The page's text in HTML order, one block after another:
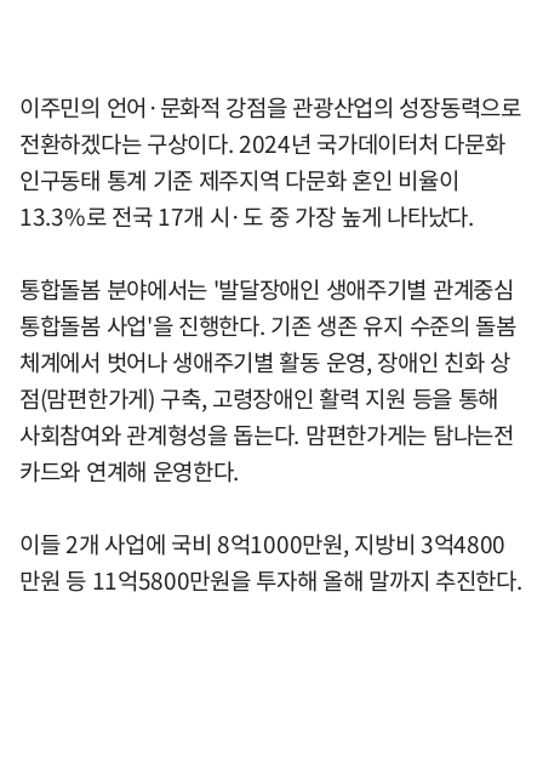
이주민의 언어·문화적 강점을 관광산업의 성장동력으로
전환하겠다는 구상이다. 2024년 국가데이터처 다문화
인구동태 통계 기준 제주지역 다문화 혼인 비율이
13.3%로 전국 17개 시·도 중 가장 높게 나타났다.
통합돌봄 분야에서는 '발달장애인 생애주기별 관계중심
통합돌봄 사업'을 진행한다. 기존 생존 유지 수준의 돌봄
체계에서 벗어나 생애주기별 활동 운영, 장애인 친화 상
점(맘편한가게) 구축, 고령장애인 활력 지원 등을 통해
사회참여와 관계형성을 돕는다. 맘편한가게는 탐나는전
카드와 연계해 운영한다.
이들 2개 사업에 국비 8억1000만원, 지방비 3억4800
만원 등 11억5800만원을 투자해 올해 말까지 추진한다.